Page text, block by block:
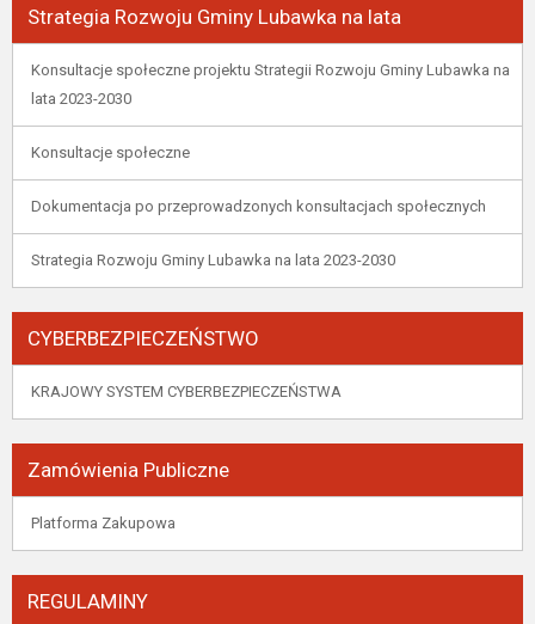
Strategia Rozwoju Gminy Lubawka na lata
Konsultacje społeczne projektu Strategii Rozwoju Gminy Lubawka na
lata 2023-2030
Konsultacje społeczne
Dokumentacja po przeprowadzonych konsultacjach społecznych
Strategia Rozwoju Gminy Lubawka na lata 2023-2030
CYBERBEZPIECZEŃSTWO
KRAJOWY SYSTEM CYBERBEZPIECZEŃSTWA
Zamówienia Publiczne
Platforma Zakupowa
REGULAMINY